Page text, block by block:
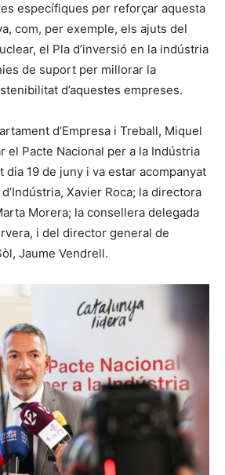
específiques per reforçar aquesta
com, per exemple, els ajuts del
el Pla d’inversió en la indústria
de suport per millorar la
d’aquestes empreses.
d’Empresa i Treball, Miquel
el Pacte Nacional per a la Indústria
dia 19 de juny i va estar acompanyat
Xavier Roca; la directora
Morera; la consellera delegada
i del director general de
Jaume Vendrell.